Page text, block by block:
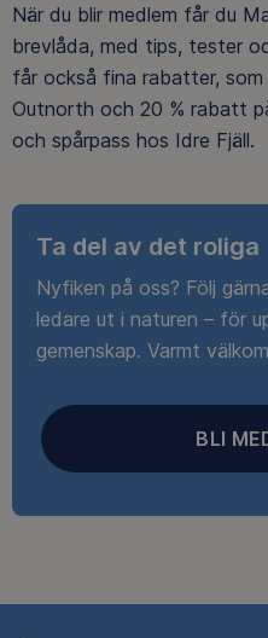
När du blir medlem får du
brevlåda, med tips, tester
får också fina rabatter,
Outnorth och 20 % rabatt
och spårpass hos Idre Fjäll.
Ta del av det roliga
Nyfiken på oss? Följ
ledare ut i naturen – för
gemenskap. Varmt
BLI